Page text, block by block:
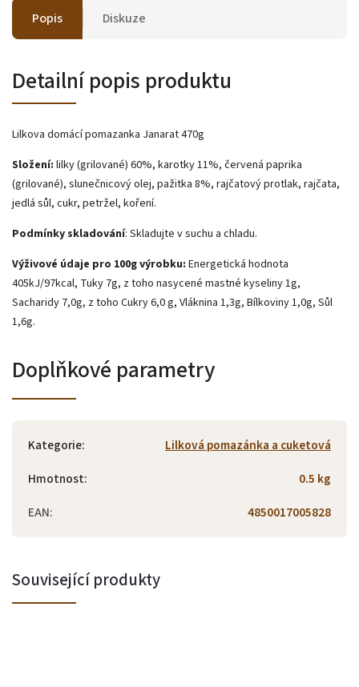
Popis Diskuze
Detailní popis produktu
Lilkova domácí pomazanka Janarat 470g
Složení: lilky (grilované) 60%, karotky 11%, červená paprika
(grilované), slunečnicový olej, pažitka 8%, rajčatový protlak, rajčata,
jedlá sůl, cukr, petržel, koření.
Podmínky skladování: Skladujte v suchu a chladu.
Výživové údaje pro 100g výrobku: Energetická hodnota
405kJ/97kcal, Tuky 7g, z toho nasycené mastné kyseliny 1g,
Sacharidy 7,0g, z toho Cukry 6,0 g, Vláknina 1,3g, Bílkoviny 1,0g, Sůl
1,6g.
Doplňkové parametry
Kategorie:
Lilková pomazánka a cuketová
Hmotnost:
0.5 kg
EAN: 4850017005828
Související produkty